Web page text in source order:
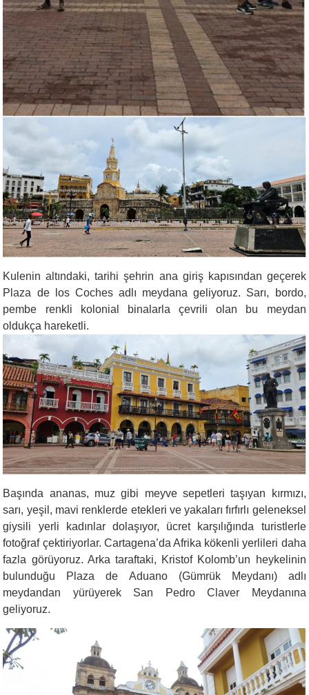
Kulenin altındaki, tarihi şehrin ana giriş kapısından geçerek
Plaza de los Coches adlı meydana geliyoruz. Sarı, bordo,
pembe renkli kolonial binalarla çevrili olan bu meydan
oldukça hareketli.
Başında ananas, muz gibi meyve sepetleri taşıyan kırmızı,
sarı, yeşil, mavi renklerde etekleri ve yakaları fırfırlı geleneksel
giysili yerli kadınlar dolaşıyor, ücret karşılığında turistlerle
fotoğraf çektiriyorlar. Cartagena’da Afrika kökenli yerlileri daha
fazla görüyoruz. Arka taraftaki, Kristof Kolomb’un heykelinin
bulunduğu Plaza de
Aduano
(Gümrük Meydanı) adlı
meydandan yürüyerek San Pedro Claver Meydanına
geliyoruz.